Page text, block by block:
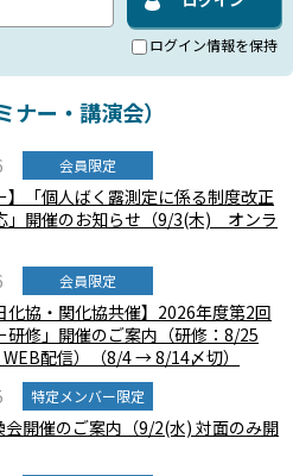
ログイン情報を保持
ー・講演会）
会員限定
】「個人ばく露測定に係る制度改正
」開催のお知らせ（9/3(木) オンラ
会員限定
化協・関化協共催】2026年度第2回
研修」開催のご案内（研修：8/25
配信）（8/4 → 8/14〆切）
特定メンバー限定
開催のご案内（9/2(水) 対面のみ開